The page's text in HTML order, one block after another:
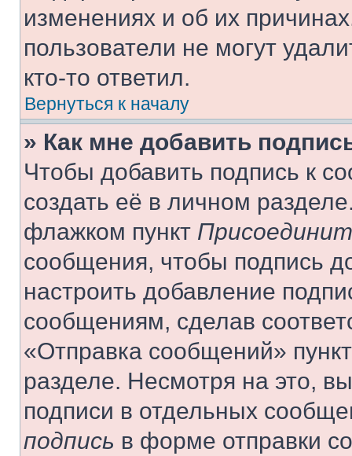
изменениях и об их
пользователи не могут
кто-то ответил.
Вернуться к началу
» Как мне добавить
Чтобы добавить подпись к
создать её в личном
флажком пункт
сообщения, чтобы подпись
настроить добавление
сообщениям, сделав
«Отправка сообщений»
разделе. Несмотря на это,
подписи в отдельных
подпись в форме отправки